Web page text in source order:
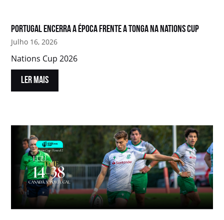
Portugal encerra a época frente a Tonga na Nations Cup
Julho 16, 2026
Nations Cup 2026
LER MAIS